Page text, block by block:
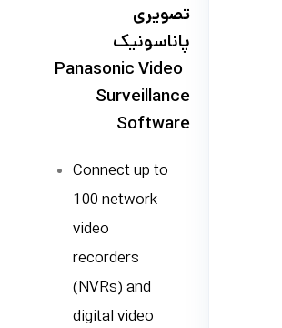
تصویری
پاناسونیک
Panasonic Video
Surveillance
Software
Connect up to
100 network
video
recorders
(NVRs) and
digital video